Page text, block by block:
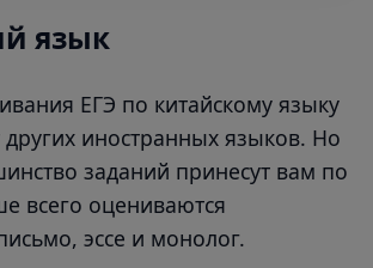
язык
ЕГЭ по китайскому языку
других иностранных языков. Но
заданий принесут вам по
всего оцениваются
эссе и монолог.